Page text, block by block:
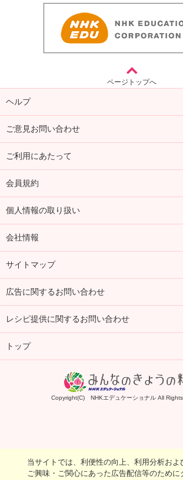
ページトップへ
ヘルプ
ご意見お問い合わせ
ご利用にあたって
会員規約
個人情報の取り扱い
会社情報
サイトマップ
広告に関するお問い合わせ
レシピ提供に関するお問い合わせ
トップ
Copyright(C) NHKエデュケーショナル All Rights
当サイトでは、利便性の向上、利用分析およ
ご興味・ご関心にあった広告配信等のため